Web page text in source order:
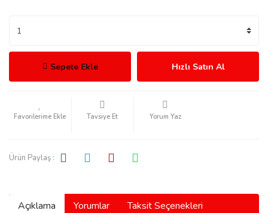
Sepete Ekle Hızlı Satın Al
Tavsiye Et Yorum Yaz
Ürün Paylaş :
Açıklama Yorumlar Taksit Seçenekleri